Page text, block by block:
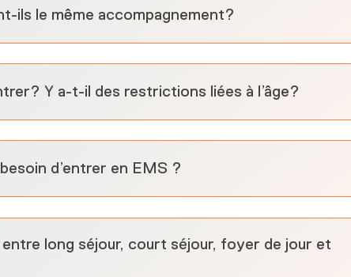
ils le même accompagnement?
Y a-t-il des restrictions liées à l’âge?
d’entrer en EMS ?
long séjour, court séjour, foyer de jour et